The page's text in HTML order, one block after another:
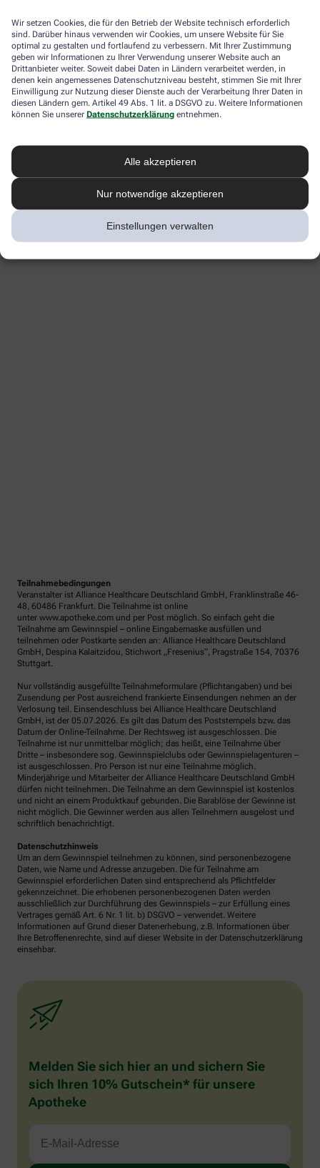
Wir setzen Cookies, die für den Betrieb der Website technisch erforderlich
sind. Darüber hinaus verwenden wir Cookies, um unsere Website für Sie
optimal zu gestalten und fortlaufend zu verbessern. Mit Ihrer Zustimmung
geben wir Informationen zu Ihrer Verwendung unserer Website auch an
Drittanbieter weiter. Soweit dabei Daten in Ländern verarbeitet werden, in
denen kein angemessenes Datenschutzniveau besteht, stimmen Sie mit Ihrer
Einwilligung zur Nutzung dieser Dienste auch der Verarbeitung Ihrer Daten in
diesen Ländern gem. Artikel 49 Abs. 1 lit. a DSGVO zu. Weitere Informationen
können Sie unserer Datenschutzerklärung entnehmen.
Alle akzeptieren
Nur notwendige akzeptieren
Einstellungen verwalten
Teilnahmebedingungen
Veranstalter ist Alliance Healthcare Deutschland GmbH, Franklinstraße 46-
48, 60486 Frankfurt. Die Teilnahme ist online
unter www.apotheke.com und per Post möglich. So einfach geht die
Teilnahme am Gewinnspiel – online Eingabemaske ausfüllen und
teilnehmen oder Postkarte senden an: Alliance Healthcare Deutschland
GmbH, Despina Kalaitzidou, Stichwort „Fresenius“, Pragstraße 154, 70376
Stuttgart.
Nur vollständig ausgefüllte Teilnahmeformulare (Pflichtangaben) und bei
Zusendung per Post ausreichend frankierte Einsendungen nehmen an der
Verlosung teil. Einsendeschluss bei Alliance Healthcare Deutschland
GmbH, ist der 05.07.2026. Es gilt das Datum des Poststempels bzw. das
Datum der Online-Teilnahme. Der Rechtsweg ist ausgeschlossen. Die
Teilnahme ist nur unmittelbar möglich; das heißt, eine Teilnahme über
Dritte – insbesondere sog. Gewinnspielclubs oder Gewinnspielagenturen –
ist ausgeschlossen. Pro Person ist nur eine Teilnahme möglich.
Minderjährige und Mitarbeiter der Alliance Healthcare Deutschland GmbH
dürfen nicht teilnehmen. Die Teilnahme an dem Gewinnspiel ist kostenlos
und nicht an einem Produktkauf gebunden. Die Barablöse der Gewinne ist
nicht möglich. Die Gewinner werden aus allen Teilnehmern ausgelost und
schriftlich benachrichtigt.
Datenschutzhinweis
Um an dem Gewinnspiel teilnehmen zu können, sind personenbezogene
Daten, wie Name und Adresse anzugeben. Die für Teilnahme am
Gewinnspiel erforderlichen Daten sind entsprechend als Pflichtfelder
gekennzeichnet. Die erhobenen personenbezogenen Daten werden
ausschließlich zur Durchführung des Gewinnspiels – zur Erfüllung eines
Vertrages gemäß Art. 6 Nr. 1 lit. b) DSGVO – verwendet. Weitere
Informationen auf Grund dieser Datenerhebung, z.B. Informationen über
Ihre Betroffenenrechte, sind auf dieser Website in der Datenschutzerklärung
einsehbar.
Melden Sie sich hier an und sichern Sie
sich Ihren 10% Gutschein* für unsere
Apotheke